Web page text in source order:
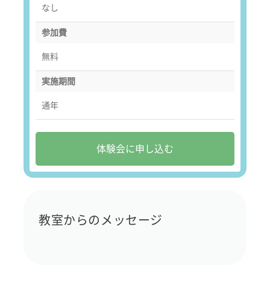
なし
参加費
無料
実施期間
通年
体験会に申し込む
教室からのメッセージ